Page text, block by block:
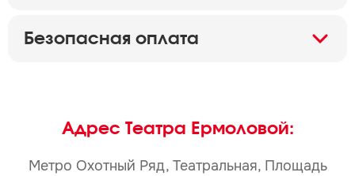
Безопасная оплата
Адрес Театра Ермоловой:
Метро Охотный Ряд, Театральная, Площадь